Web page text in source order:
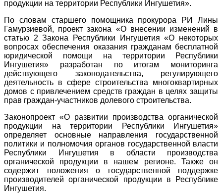
продукции на территории Республики Ингушетия».
По словам старшего помощника прокурора РИ Лины
Гамурзиевой, проект закона «О внесении изменений в
статью 2 Закона Республики Ингушетия «О некоторых
вопросах обеспечения оказания гражданам бесплатной
юридической помощи на территории Республики
Ингушетия» разработан по итогам мониторинга
действующего законодательства, регулирующего
деятельность в сфере строительства многоквартирных
домов с привлечением средств граждан в целях защиты
прав граждан-участников долевого строительства.
Законопроект «О развитии производства органической
продукции на территории Республики Ингушетия»
определяет основные направления государственной
политики и полномочия органов государственной власти
Республики Ингушетия в области производства
органической продукции в нашем регионе. Также он
содержит положения о государственной поддержке
производителей органической продукции в Республике
Ингушетия.